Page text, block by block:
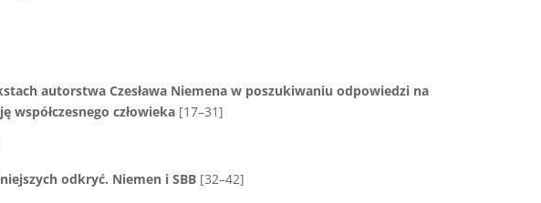
autorstwa Czesława Niemena w poszukiwaniu odpowiedzi na
współczesnego człowieka [17–31]
odkryć. Niemen i SBB [32–42]